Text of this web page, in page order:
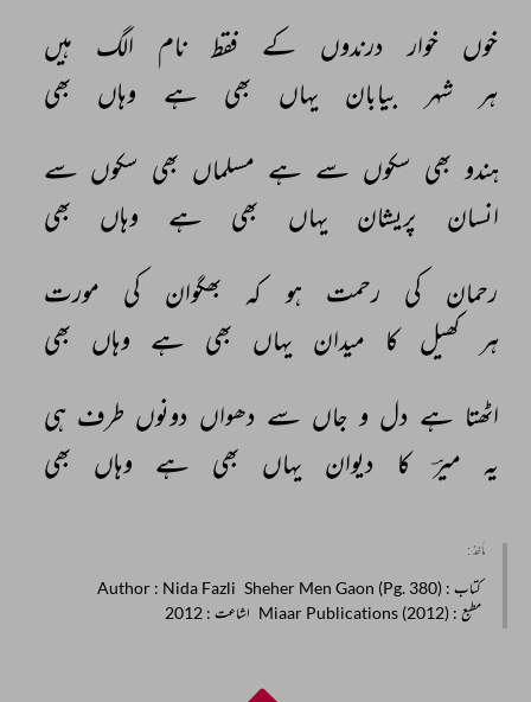
خوں
خوار درندوں کے فقط نام الگ
ہیں
ہر
شہر بیابان یہاں بھی ہے وہاں
بھی
ہندو بھی سکوں سے ہے مسلماں بھی سکوں سے
انسان
پریشان یہاں بھی ہے وہاں
بھی
رحمان
کی رحمت ہو کہ بھگوان کی
مورت
ہر
کھیل کا میدان یہاں بھی ہے وہاں بھی
اٹھتا ہے دل و جاں سے دھواں دونوں طرف ہی
یہ
میرؔ کا دیوان یہاں بھی ہے وہاں بھی
مأخذ :
کتاب : Sheher Men Gaon (Pg. 380)
Author : Nida Fazli
مطبع : Miaar Publications (2012) اشاعت : 2012